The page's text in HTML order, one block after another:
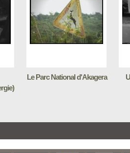
Le Parc National d'Akagera